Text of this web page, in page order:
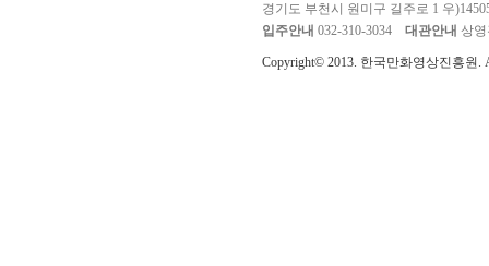
경기도 부천시 원미구 길주로 1 우
입주안내 032-310-3034 대관안내 상영
Copyright© 2013. 한국만화영상진흥원.